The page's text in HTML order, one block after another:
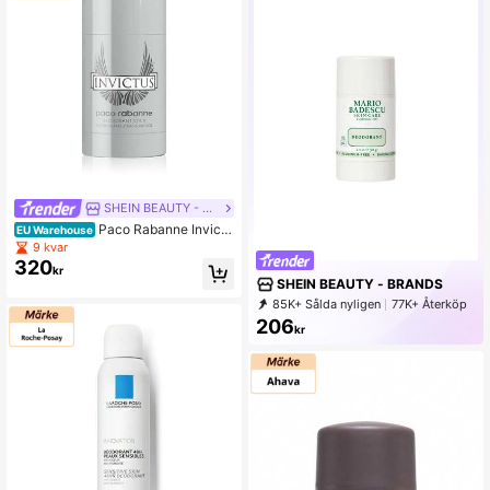
SHEIN BEAUTY - BRANDS
EU Warehouse Paco Rabanne Invictu
s Stick Deodorant 75 ml
9 kvar
320kr
SHEIN BEAUTY - BRANDS
85K+ Sålda nyligen
77K+ Återköp
176K Prenumeration
206kr